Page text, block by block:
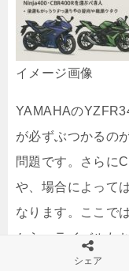
イメージ画像
YAMAHAの
が必ずぶつかるの
問題です。さらに
や、場合によって
なります。ここで
から、ライバルた
こ、かなり気にな
シェア